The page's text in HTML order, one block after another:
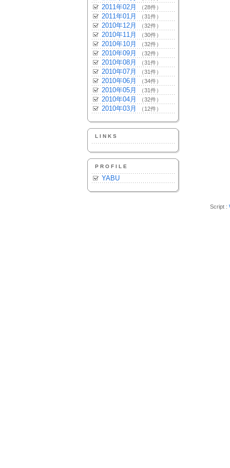
2011年02月 （28件）
2011年01月 （31件）
2010年12月 （32件）
2010年11月 （30件）
2010年10月 （32件）
2010年09月 （32件）
2010年08月 （31件）
2010年07月 （31件）
2010年06月 （34件）
2010年05月 （31件）
2010年04月 （32件）
2010年03月 （12件）
LINKS
PROFILE
YABU
Script :